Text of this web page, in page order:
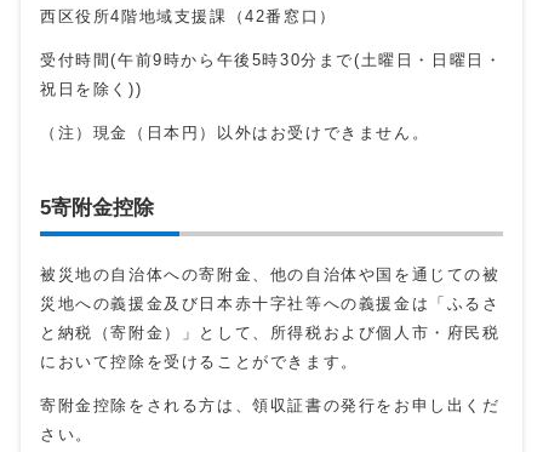
西区役所4階地域支援課（42番窓口）
受付時間(午前9時から午後5時30分まで(土曜日・日曜日・
祝日を除く))
（注）現金（日本円）以外はお受けできません。
5寄附金控除
被災地の自治体への寄附金、他の自治体や国を通じての被
災地への義援金及び日本赤十字社等への義援金は「ふるさ
と納税（寄附金）」として、所得税および個人市・府民税
において控除を受けることができます。
寄附金控除をされる方は、領収証書の発行をお申し出くだ
さい。